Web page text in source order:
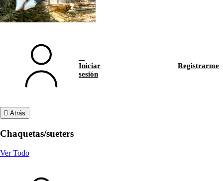
Iniciar
sesión
Registrarme
Atrás
Chaquetas/sueters
Ver Todo